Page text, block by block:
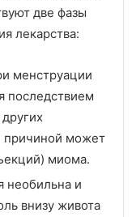
две фазы
лекарства:
менструации
последствием
причиной может
миома.
необильна и
внизу живота